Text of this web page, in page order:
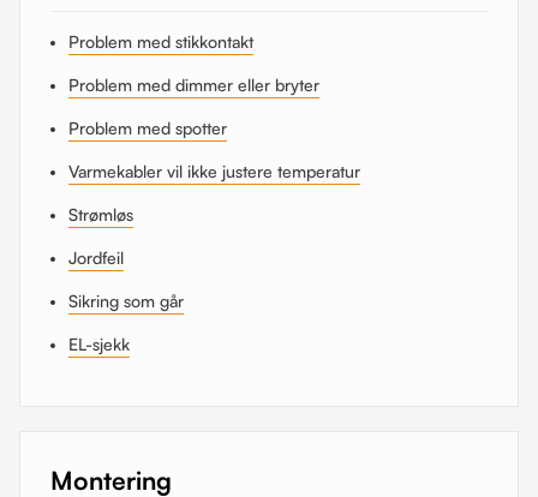
Problem med stikkontakt
Problem med dimmer eller bryter
Problem med spotter
Varmekabler vil ikke justere temperatur
Strømløs
Jordfeil
Sikring som går
EL-sjekk
Montering